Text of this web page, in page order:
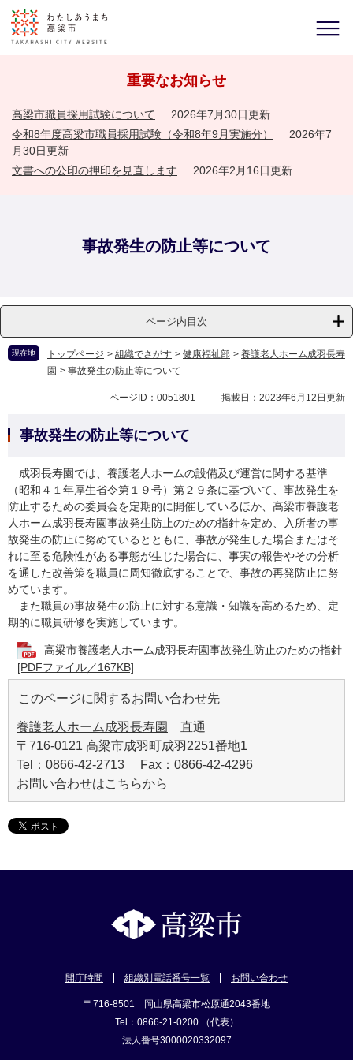
重要なお知らせ
高梁市職員採用試験について
2026年7月30日更新
令和8年度高梁市職員採用試験（令和8年9月実施分）
2026年7
月30日更新
文書への公印の押印を見直します
2026年2月16日更新
事故発生の防止等について
ページ内目次
現在地 トップページ > 組織でさがす > 健康福祉部 > 養護老人ホーム成羽長寿
園 > 事故発生の防止等について
ページID：0051801 掲載日：2023年6月12日更新
事故発生の防止等について
成羽長寿園では、養護老人ホームの設備及び運営に関する基準
（昭和４１年厚生省令第１９号）第２９条に基づいて、事故発生を
防止するための委員会を定期的に開催しているほか、高梁市養護老
人ホーム成羽長寿園事故発生防止のための指針を定め、入所者の事
故発生の防止に努めているとともに、事故が発生した場合またはそ
れに至る危険性がある事態が生じた場合に、事実の報告やその分析
を通した改善策を職員に周知徹底することで、事故の再発防止に努
めています。
また職員の事故発生の防止に対する意識・知識を高めるため、定
期的に職員研修を実施しています。
高梁市養護老人ホーム成羽長寿園事故発生防止のための指針
[PDFファイル／167KB]
このページに関するお問い合わせ先
養護老人ホーム成羽長寿園
直通
〒716-0121 高梁市成羽町成羽2251番地1
Tel：0866-42-2713 Fax：0866-42-4296
お問い合わせはこちらから
開庁時間 組織別電話番号一覧 お問い合わせ
〒716-8501 岡山県高梁市松原通2043番地
Tel：0866-21-0200 （代表）
法人番号3000020332097